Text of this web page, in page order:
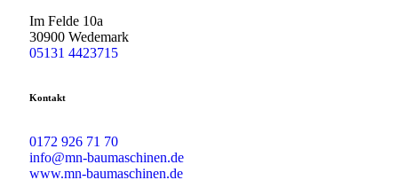
Im Felde 10a
30900 Wedemark
05131 4423715
Kontakt
0172 926 71 70
info@mn-baumaschinen.de
www.mn-baumaschinen.de